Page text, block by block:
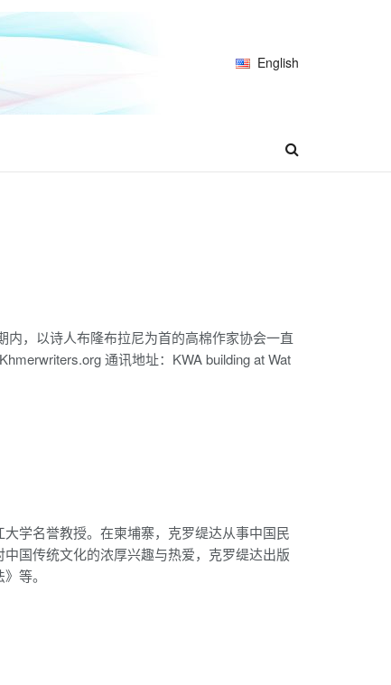
English
，以诗人布隆布拉尼为首的高棉作家协会一直
通讯地址：KWA building at Wat
学名誉教授。在柬埔寨，克罗缇达从事中国民
国传统文化的浓厚兴趣与热爱，克罗缇达出版
等。